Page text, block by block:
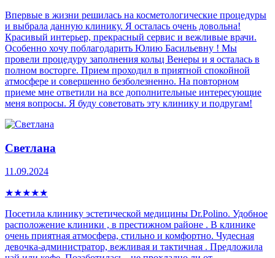
Впервые в жизни решилась на косметологические процедуры
и выбрала данную клинику. Я осталась очень довольна!
Красивый интерьер, прекрасный сервис и вежливые врачи.
Особенно хочу поблагодарить Юлию Басильевну ! Мы
провели процедуру заполнения кольц Венеры и я осталась в
полном восторге. Прием проходил в приятной спокойной
атмосфере и совершенно безболезненно. На повторном
приеме мне ответили на все дополнительные интересующие
меня вопросы. Я буду советовать эту клинику и подругам!
Светлана
11.09.2024
★★★★★
Посетила клинику эстетической медицины Dr.Polino. Удобное
расположение клиники , в престижном районе . В клинике
очень приятная атмосфера, стильно и комфортно. Чудесная
девочка-администратор, вежливая и тактичная . Предложила